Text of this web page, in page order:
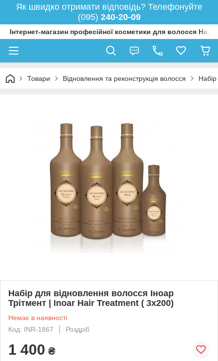
Як швидко отримати відповідь? Телефонуйте
(095) 240-20-09
Інтернет-магазин професійної косметики для волосся
Товари Відновлення та реконструкція волосся
Набір для відновлення волосся Іноар
Трітмент | Inoar Hair Treatment ( 3х200)
Немає в наявності
Код: INR-1867
Роздріб
1 400 ₴